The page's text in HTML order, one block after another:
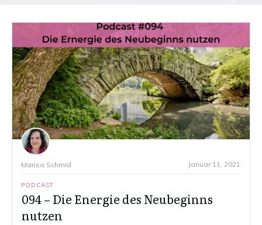
Marisa Schmid Januar 11, 2021
PODCAST
094 – Die Energie des Neubeginns
nutzen